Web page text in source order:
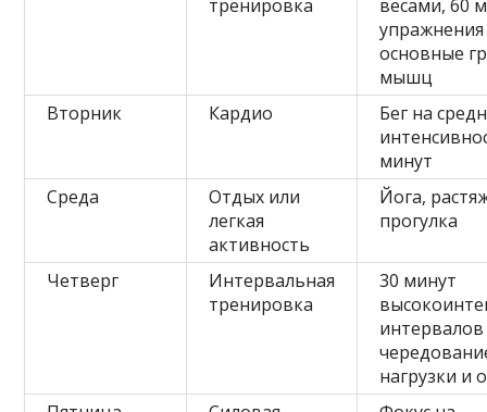
тренировка
весами, 60
основные
мышц
Вторник
Кардио
Бег на
минут
Среда
Отдых или
легкая
активность
Йога,
прогулка
Четверг
Интервальная
тренировка
30 минут
интервалов
нагрузки и